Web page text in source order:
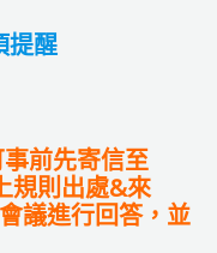
提醒
前先寄信至
規則出處&來
議進行回答，並